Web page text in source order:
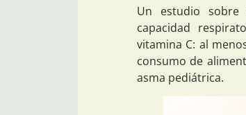
Un estudio sobre
capacidad
vitamina C: al
consumo de
asma pediátrica.